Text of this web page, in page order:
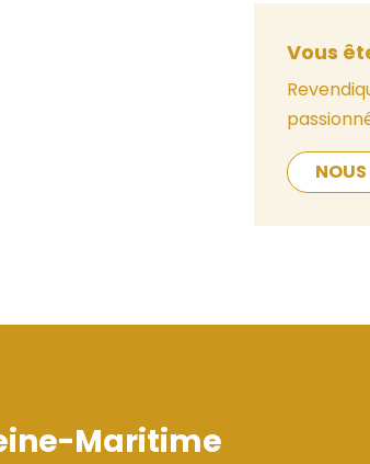
Vous
Maritime